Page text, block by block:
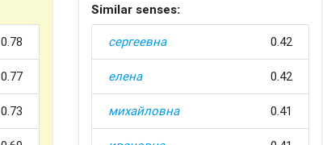
0.78
0.77
0.73
Similar senses:
сергеевна 0.42
елена 0.42
михайловна 0.41